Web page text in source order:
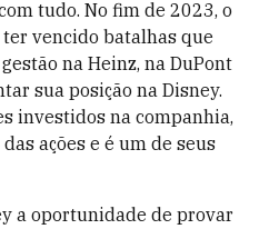
tudo. No fim de 2023, o
vencido batalhas que
na Heinz, na DuPont
sua posição na Disney.
investidos na companhia,
ações e é um de seus
a oportunidade de provar